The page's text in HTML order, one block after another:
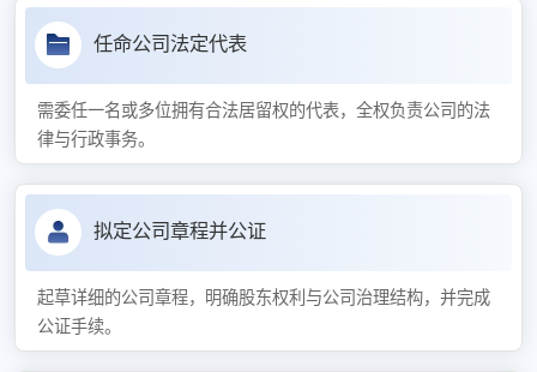
任命公司法定代表
需委任一名或多位拥有合法居留权的代表，全权负责公司的法
律与行政事务。
拟定公司章程并公证
起草详细的公司章程，明确股东权利与公司治理结构，并完成
公证手续。